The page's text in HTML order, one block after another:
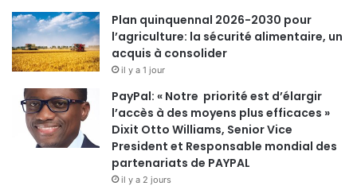
Plan quinquennal 2026-2030 pour
l’agriculture: la sécurité alimentaire, un
acquis à consolider
il y a 1 jour
PayPal: « Notre priorité est d’élargir
l’accès à des moyens plus efficaces »
Dixit Otto Williams, Senior Vice
President et Responsable mondial des
partenariats de PAYPAL
il y a 2 jours